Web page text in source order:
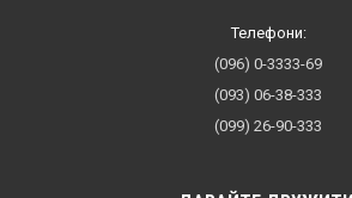
Телефони:
(096) 0-3333-69
(093) 06-38-333
(099) 26-90-333